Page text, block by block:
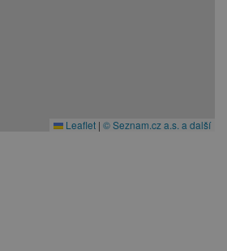
Leaflet | © Seznam.cz a.s. a další